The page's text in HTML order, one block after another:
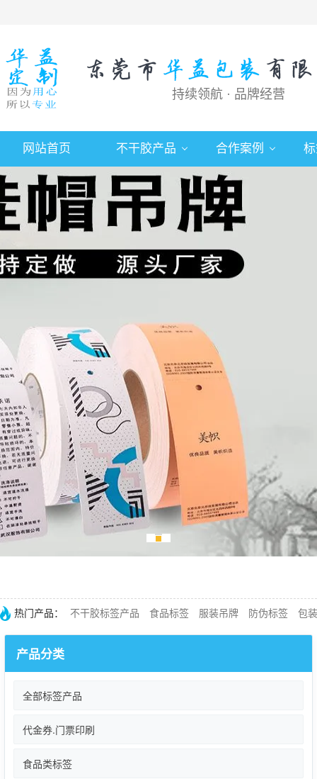
持续领航 · 品牌经营
网站首页 不干胶产品 合作案例
热门产品： 不干胶标签产品 食品标签 服装吊牌 防伪标签 包
产品分类
全部标签产品
代金券.门票印刷
食品类标签